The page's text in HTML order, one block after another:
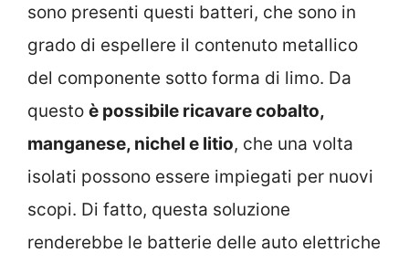
sono presenti questi batteri, che sono in
grado di espellere il contenuto metallico
del componente sotto forma di limo. Da
questo è possibile ricavare cobalto,
manganese, nichel e litio, che una volta
isolati possono essere impiegati per nuovi
scopi. Di fatto, questa soluzione
renderebbe le batterie delle auto elettriche